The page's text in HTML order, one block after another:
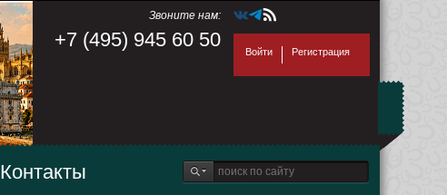
Звоните нам:
+7 (495) 945 60 50
Войти Регистрация
Контакты